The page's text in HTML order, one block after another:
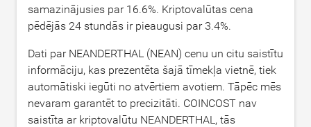
samazinājusies par 16.6%. Kriptovalūtas cena
pēdējās 24 stundās ir pieaugusi par3.4%.
Dati par NEANDERTHAL (NEAN) cenu un citu saistītu
informāciju, kas prezentēta šajā tīmekļa vietnē, tiek
automātiski iegūti no atvērtiem avotiem. Tāpēc mēs
nevaram garantēt to precizitāti. COINCOST nav
saistīta ar kriptovalūtu NEANDERTHAL, tās